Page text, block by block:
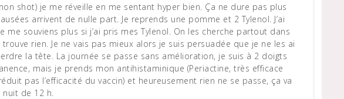
shot) je me réveille en me sentant hyper bien. Ça ne dure pas plus
arrivent de nulle part. Je reprends une pomme et 2 Tylenol. J’ai
souviens plus si j’ai pris mes Tylenol. On les cherche partout dans
rien. Je ne vais pas mieux alors je suis persuadée que je ne les ai
la tête. La journée se passe sans amélioration, je suis à 2 doigts
mais je prends mon antihistaminique (Periactine, très efficace
pas l’efficacité du vaccin) et heureusement rien ne se passe, ça va
de 12 h.